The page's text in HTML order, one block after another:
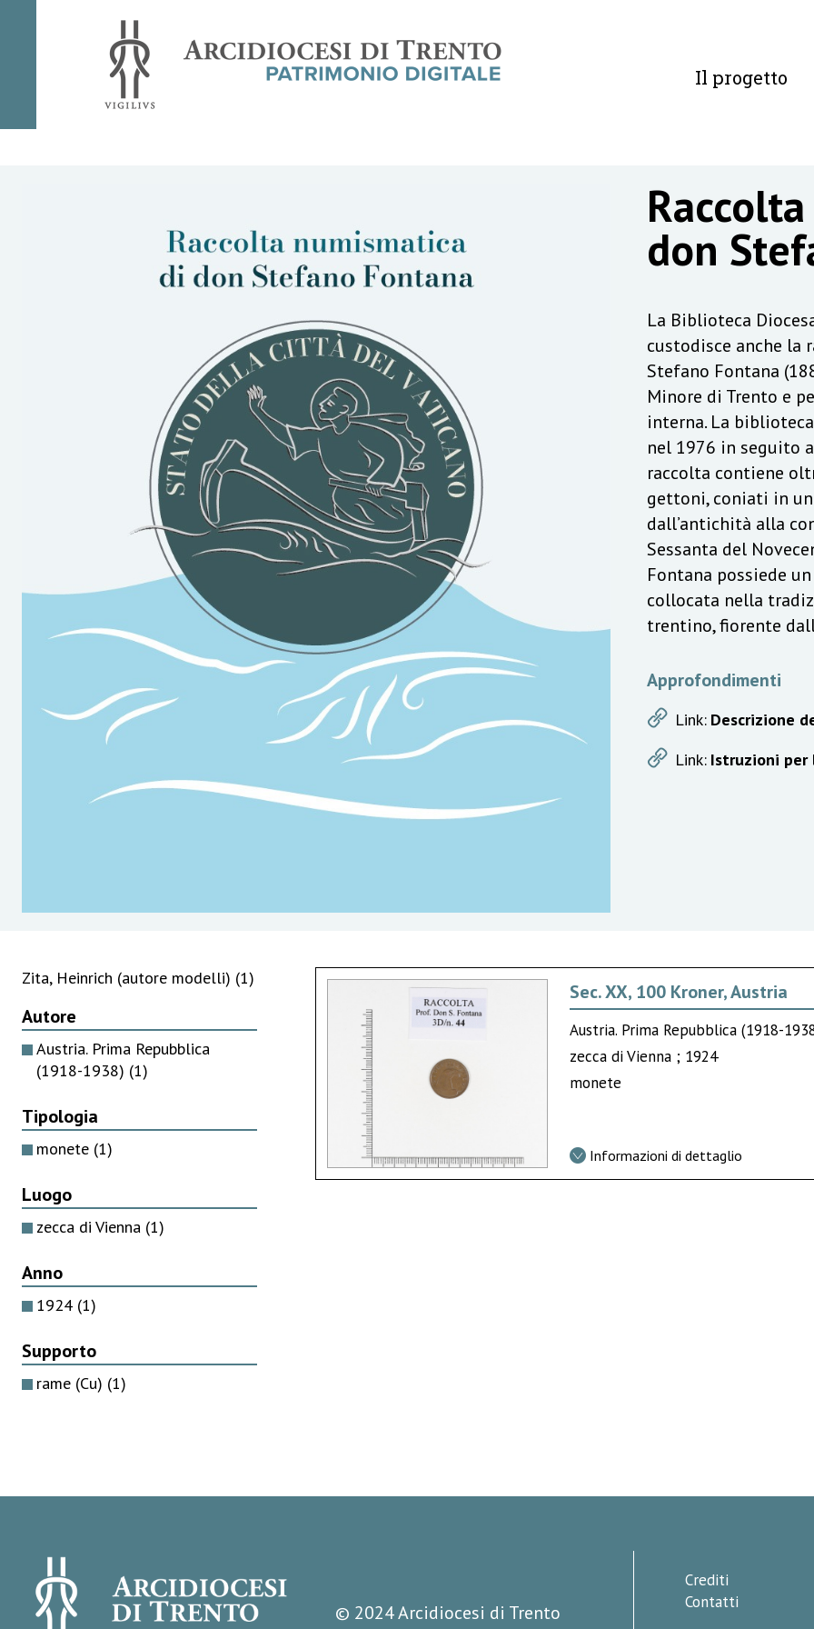
Il progetto
don
La Biblioteca
custodisce anche la
Stefano Fontana
Minore di Trento e
interna. La
nel 1976 in seguito
raccolta contiene
gettoni, coniati in
dall’antichità alla
Sessanta del
Fontana possiede
collocata nella
trentino, fiorente
Approfondimenti
Link: Descrizione
Link: Istruzioni per
Zita, Heinrich (autore modelli) (1)
Autore
Austria. Prima Repubblica
(1918-1938) (1)
Tipologia
monete (1)
Luogo
zecca di Vienna (1)
Anno
1924 (1)
Supporto
rame (Cu) (1)
Sec. XX, 100 Kroner, Austria
Austria. Prima Repubblica (1918-
zecca di Vienna ; 1924
monete
Informazioni di dettaglio
© 2024 Arcidiocesi di Trento
Crediti
Contatti